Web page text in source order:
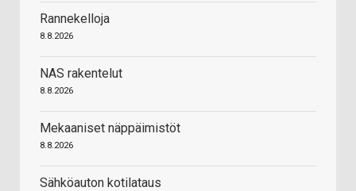
Rannekelloja
8.8.2026
NAS rakentelut
8.8.2026
Mekaaniset näppäimistöt
8.8.2026
Sähköauton kotilataus